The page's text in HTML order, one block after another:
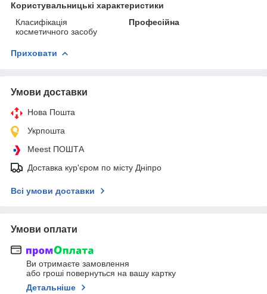
Користувальницькі характеристики
Класифікація
косметичного засобу
Професійна
Приховати
Умови доставки
Нова Пошта
Укрпошта
Meest ПОШТА
Доставка кур'єром по місту Дніпро
Всі умови доставки
Умови оплати
Ви отримаєте замовлення
або гроші повернуться на вашу картку
Детальніше